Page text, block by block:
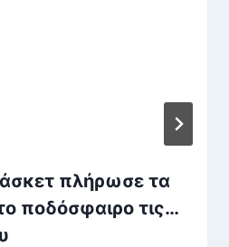
πλήρωσε τα
ποδόσφαιρο τις…